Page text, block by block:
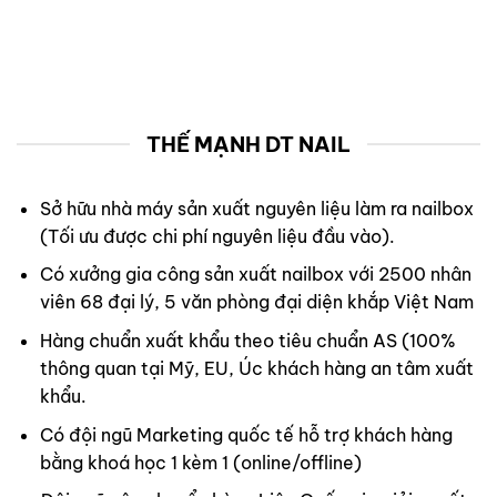
THẾ MẠNH DT NAIL
Sở hữu nhà máy sản xuất nguyên liệu làm ra nailbox
(Tối ưu được chi phí nguyên liệu đầu vào).
Có xưởng gia công sản xuất nailbox với 2500 nhân
viên 68 đại lý, 5 văn phòng đại diện khắp Việt Nam
Hàng chuẩn xuất khẩu theo tiêu chuẩn AS (100%
thông quan tại Mỹ, EU, Úc khách hàng an tâm xuất
khẩu.
Có đội ngũ Marketing quốc tế hỗ trợ khách hàng
bằng khoá học 1 kèm 1 (online/offline)